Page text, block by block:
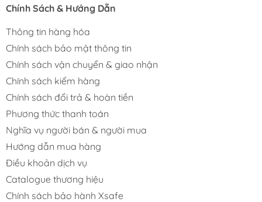
Chính Sách & Hướng Dẫn
Thông tin hàng hóa
Chính sách bảo mật thông tin
Chính sách vận chuyển & giao nhận
Chính sách kiểm hàng
Chính sách đổi trả & hoàn tiền
Phương thức thanh toán
Nghĩa vụ người bán & người mua
Hướng dẫn mua hàng
Điều khoản dịch vụ
Catalogue thương hiệu
Chính sách bảo hành Xsafe